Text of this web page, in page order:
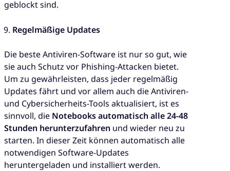
geblockt sind.
Regelmäßige Updates
Die beste Antiviren-Software ist nur so gut, wie
sie auch Schutz vor Phishing-Attacken bietet.
Um zu gewährleisten, dass jeder regelmäßig
Updates fährt und vor allem auch die Antiviren-
und Cybersicherheits-Tools aktualisiert, ist es
sinnvoll, die Notebooks automatisch alle 24-48
Stunden herunterzufahren und wieder neu zu
starten. In dieser Zeit können automatisch alle
notwendigen Software-Updates
heruntergeladen und installiert werden.